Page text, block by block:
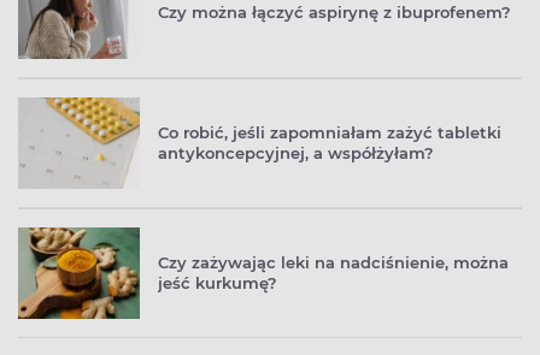
Czy można łączyć aspirynę z ibuprofenem?
Co robić, jeśli zapomniałam zażyć tabletki
antykoncepcyjnej, a współżyłam?
Czy zażywając leki na nadciśnienie, można
jeść kurkumę?